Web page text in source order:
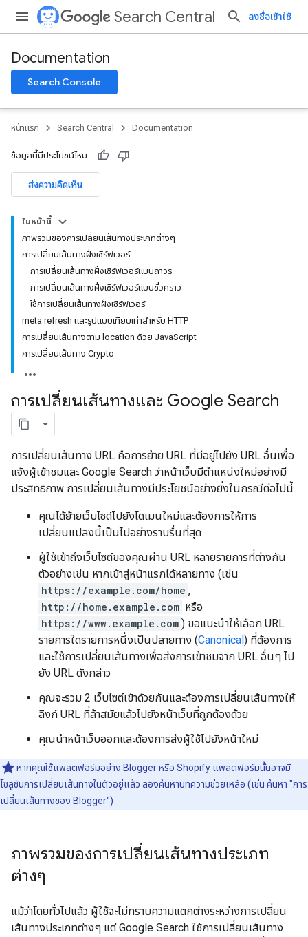
Search Central ลงชื่อเข้าใช้
Documentation
Search Console
หน้าแรก Search Central Documentation
ข้อมูลนี้มีประโยชน์ไหม
ส่งความคิดเห็น
ในหน้านี้
ภาพรวมของการเปลี่ยนเส้นทางประเภทต่างๆ
การเปลี่ยนเส้นทางฝั่งเซิร์ฟเวอร์
การเปลี่ยนเส้นทางฝั่งเซิร์ฟเวอร์แบบถาวร
การเปลี่ยนเส้นทางฝั่งเซิร์ฟเวอร์แบบชั่วคราว
ใช้การเปลี่ยนเส้นทางฝั่งเซิร์ฟเวอร์
meta refresh และรูปแบบเทียบเท่าสำหรับ HTTP
การเปลี่ยนเส้นทางตาม location ด้วย JavaScript
การเปลี่ยนเส้นทาง Crypto
การเปลี่ยนเส้นทางและ Google Search
การเปลี่ยนเส้นทาง URL คือการย้าย URL ที่มีอยู่ไปยัง URL อื่นเพื่อ
แจ้งผู้เข้าชมและ Google Search ว่าหน้าเว็บมีตําแหน่งใหม่อย่างมี
ประสิทธิภาพ การเปลี่ยนเส้นทางมีประโยชน์อย่างยิ่งในกรณีต่อไปนี้
คุณได้ย้ายเว็บไซต์ไปยังโดเมนใหม่และต้องการให้การ
เปลี่ยนแปลงนี้เป็นไปอย่างราบรื่นที่สุด
ผู้ใช้เข้าถึงเว็บไซต์ของคุณผ่าน URL หลายรายการที่ต่างกัน
ตัวอย่างเช่น หากเข้าสู่หน้าแรกได้หลายทาง (เช่น
https://example.com/home ,
http://home.example.com หรือ
https://www.example.com ) ขอแนะนำให้เลือก URL
รายการใดรายการหนึ่งเป็นปลายทาง (Canonical) ที่ต้องการ
และใช้การเปลี่ยนเส้นทางเพื่อส่งการเข้าชมจาก URL อื่นๆ ไป
ยัง URL ดังกล่าว
คุณจะรวม 2 เว็บไซต์เข้าด้วยกันและต้องการเปลี่ยนเส้นทางให้
ลิงก์ URL ที่ล้าสมัยแล้วไปยังหน้าเว็บที่ถูกต้องด้วย
คุณนำหน้าเว็บออกและต้องการส่งผู้ใช้ไปยังหน้าใหม่
หากคุณใช้แพลตฟอร์มอย่าง Blogger หรือ Shopify แพลตฟอร์มนั้นอาจมี
โซลูชันการเปลี่ยนเส้นทางในตัวอยู่แล้ว ลองค้นหาบทความช่วยเหลือ (เช่น ค้นหา "การ
เปลี่ยนเส้นทางของ Blogger")
ภาพรวมของการเปลี่ยนเส้นทางประเภท
ต่างๆ
แม้ว่าโดยทั่วไปแล้ว ผู้ใช้จะไม่ทราบความแตกต่างระหว่างการเปลี่ยน
เส้นทางประเภทต่างๆ แต่ Google Search ใช้การเปลี่ยนเส้นทาง